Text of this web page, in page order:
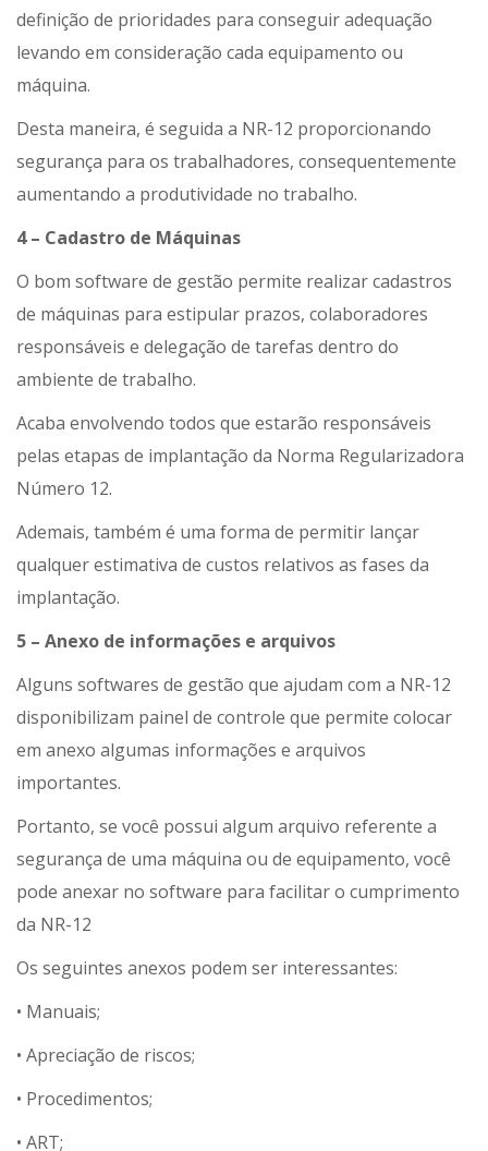
definição de prioridades para conseguir adequação
levando em consideração cada equipamento ou
máquina.
Desta maneira, é seguida a NR-12 proporcionando
segurança para os trabalhadores, consequentemente
aumentando a produtividade no trabalho.
4 – Cadastro de Máquinas
O bom software de gestão permite realizar cadastros
de máquinas para estipular prazos, colaboradores
responsáveis e delegação de tarefas dentro do
ambiente de trabalho.
Acaba envolvendo todos que estarão responsáveis
pelas etapas de implantação da Norma Regularizadora
Número 12.
Ademais, também é uma forma de permitir lançar
qualquer estimativa de custos relativos as fases da
implantação.
5 – Anexo de informações e arquivos
Alguns softwares de gestão que ajudam com a NR-12
disponibilizam painel de controle que permite colocar
em anexo algumas informações e arquivos
importantes.
Portanto, se você possui algum arquivo referente a
segurança de uma máquina ou de equipamento, você
pode anexar no software para facilitar o cumprimento
da NR-12
Os seguintes anexos podem ser interessantes:
• Manuais;
• Apreciação de riscos;
• Procedimentos;
• ART;